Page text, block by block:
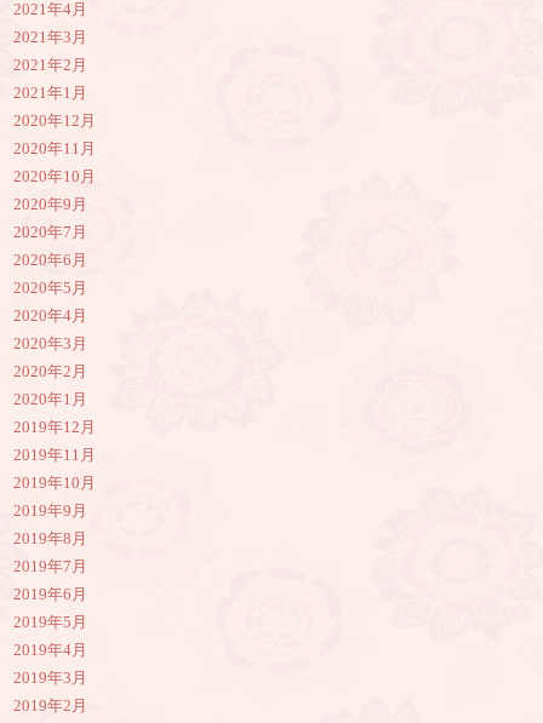
2021年4月
2021年3月
2021年2月
2021年1月
2020年12月
2020年11月
2020年10月
2020年9月
2020年7月
2020年6月
2020年5月
2020年4月
2020年3月
2020年2月
2020年1月
2019年12月
2019年11月
2019年10月
2019年9月
2019年8月
2019年7月
2019年6月
2019年5月
2019年4月
2019年3月
2019年2月